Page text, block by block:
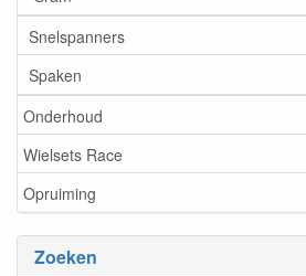
Snelspanners
Spaken
Onderhoud
Wielsets Race
Opruiming
Zoeken